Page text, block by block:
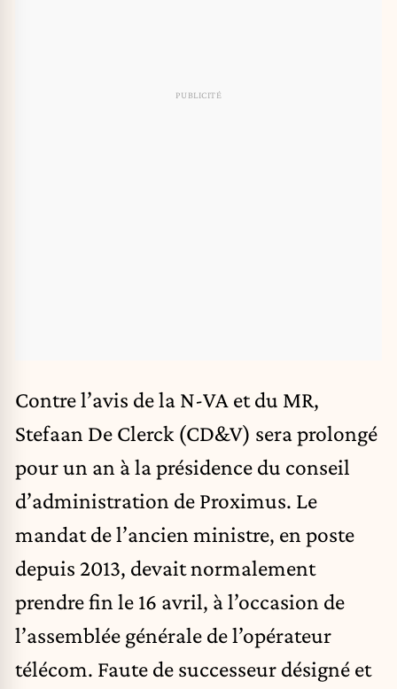
Contre l’avis de la N-VA et du MR,
Stefaan De Clerck (CD&V) sera prolongé
pour un an à la présidence du conseil
d’administration de Proximus. Le
mandat de l’ancien ministre, en poste
depuis 2013, devait normalement
prendre fin le 16 avril, à l’occasion de
l’assemblée générale de l’opérateur
télécom. Faute de successeur désigné et